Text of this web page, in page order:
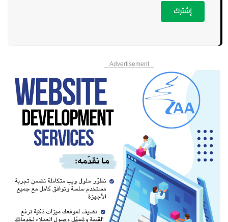
إشترك
Advertisement